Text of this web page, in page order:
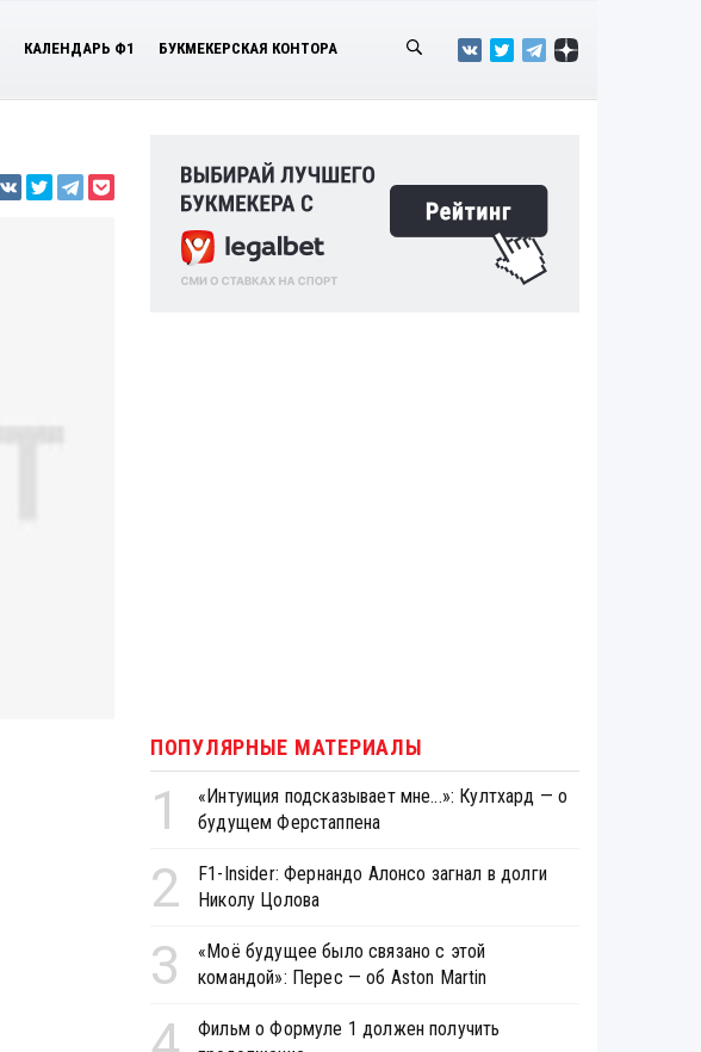
КАЛЕНДАРЬ Ф1 БУКМЕКЕРСКАЯ КОНТОРА
ПОПУЛЯРНЫЕ МАТЕРИАЛЫ
1
«Интуиция подсказывает мне...»: Култхард — о
будущем Ферстаппена
2
F1-Insider: Фернандо Алонсо загнал в долги
Николу Цолова
3
«Моё будущее было связано с этой
командой»: Перес — об Aston Martin
Фильм о Формуле 1 должен получить